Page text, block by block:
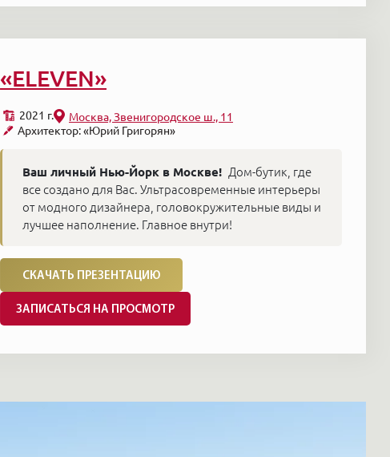
«ELEVEN»
2021 г.
Архитектор: «Юрий Григорян»
Москва, Звенигородское ш., 11
Ваш личный Нью-Йорк в Москве! Дом-бутик, где
все создано для Вас. Ультрасовременные интерьеры
от модного дизайнера, головокружительные виды и
лучшее наполнение. Главное внутри!
СКАЧАТЬ ПРЕЗЕНТАЦИЮ
ЗАПИСАТЬСЯ НА ПРОСМОТР